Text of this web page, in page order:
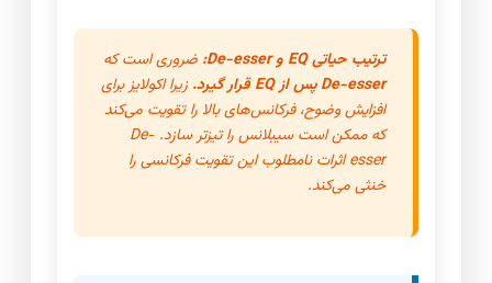
ترتیب حیاتی EQ و De-esser:
ضروری است که
De-esser پس از EQ قرار گیرد.
زیرا اکولایز برای
افزایش وضوح، فرکانس‌های بالا را تقویت می‌کند
که ممکن است سیبلانس را تیزتر سازد. De-
esser اثرات نامطلوب این تقویت فرکانسی را
خنثی می‌کند.